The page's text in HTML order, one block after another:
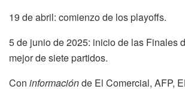
19 de abril: comienzo de los playoffs.
5 de junio de 2025: inicio de las Finales
mejor de siete partidos.
Con informaciónde El Comercial, AFP,